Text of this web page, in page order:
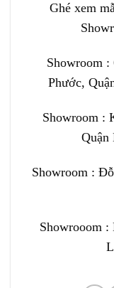
Ghé xem
Showroom
Phước,
Showroom :
Quận
Showroom :
Showrooom :